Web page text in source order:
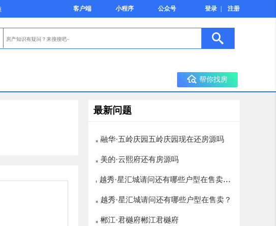
客户端 小程序 公众号 登录 注册
帮你找房
最新问题
融华·五岭庆园五岭庆园现在还房源吗
美的·云熙府还有房源吗
越秀·星汇城请问还有哪些户型在售卖？
楼层选择有哪些，12层以上的有哪些
越秀·星汇城请问还有哪些户型在售卖？
郴江·君樾府郴江君樾府